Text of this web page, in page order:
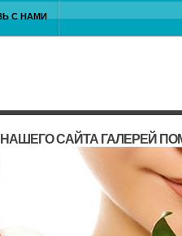
С НАМИ
НАШЕГО САЙТА ГАЛЕРЕЙ